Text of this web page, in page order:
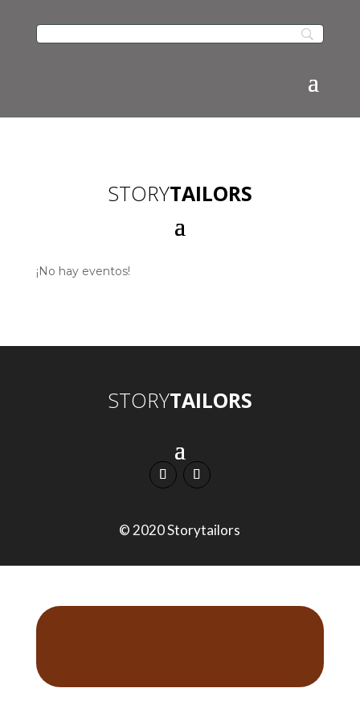
STORYTAILORS
¡No hay eventos!
STORYTAILORS
© 2020 Storytailors